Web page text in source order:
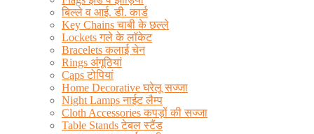
बिल्ले व आई. डी. कार्ड
Key Chains चाबी के छल्ले
Lockets गले के लॉकेट
Bracelets कलाई चेन
Rings अंगूठियां
Caps टोपियां
Home Decorative घरेलू सज्जा
Night Lamps नाईट लैम्प
Cloth Accessories कपड़ों की सज्जा
Table Stands टेबल स्टैंड